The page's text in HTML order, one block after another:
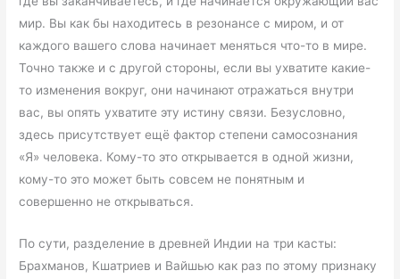
мир. Вы как бы находитесь в резонансе с миром, и от
каждого вашего слова начинает меняться что-то в мире.
Точно также и с другой стороны, если вы ухватите какие-
то изменения вокруг, они начинают отражаться внутри
вас, вы опять ухватите эту истину связи. Безусловно,
здесь присутствует ещё фактор степени самосознания
«Я» человека. Кому-то это открывается в одной жизни,
кому-то это может быть совсем не понятным и
совершенно не открываться.
По сути, разделение в древней Индии на три касты:
Брахманов, Кшатриев и Вайшью как раз по этому признаку